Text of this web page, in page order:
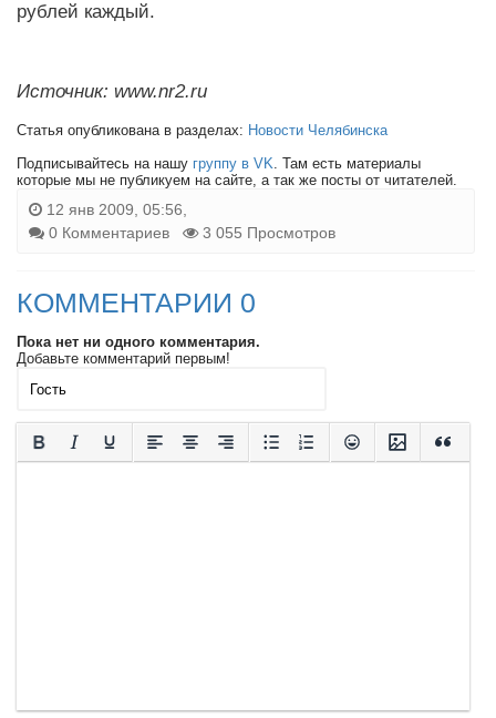
рублей каждый.
Источник: www.nr2.ru
Статья опубликована в разделах: Новости Челябинска
Подписывайтесь на нашу группу в VK. Там есть материалы
которые мы не публикуем на сайте, а так же посты от читателей.
12 янв 2009, 05:56,
0 Комментариев
3 055 Просмотров
КОММЕНТАРИИ 0
Пока нет ни одного комментария.
Добавьте комментарий первым!